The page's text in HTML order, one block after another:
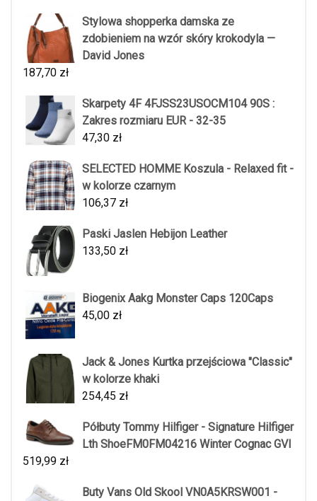
Stylowa shopperka damska ze
zdobieniem na wzór skóry krokodyla —
David Jones
187,70 zł
Skarpety 4F 4FJSS23USOCM104 90S :
Zakres rozmiaru EUR - 32-35
47,30 zł
SELECTED HOMME Koszula - Relaxed fit -
w kolorze czarnym
106,37 zł
Paski Jaslen Hebijon Leather
133,50 zł
Biogenix Aakg Monster Caps 120Caps
45,00 zł
Jack & Jones Kurtka przejściowa "Classic"
w kolorze khaki
254,45 zł
Półbuty Tommy Hilfiger - Signature Hilfiger
Lth ShoeFM0FM04216 Winter Cognac GVI
519,99 zł
Buty Vans Old Skool VN0A5KRSW001 -